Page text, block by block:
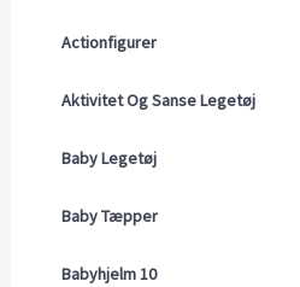
Actionfigurer
Aktivitet Og Sanse Legetøj
Baby Legetøj
Baby Tæpper
Babyhjelm 10